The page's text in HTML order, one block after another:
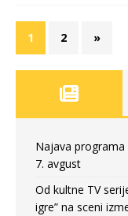
1 2 »
Najava programa
7. avgust
Od kultne TV
igre” na sceni